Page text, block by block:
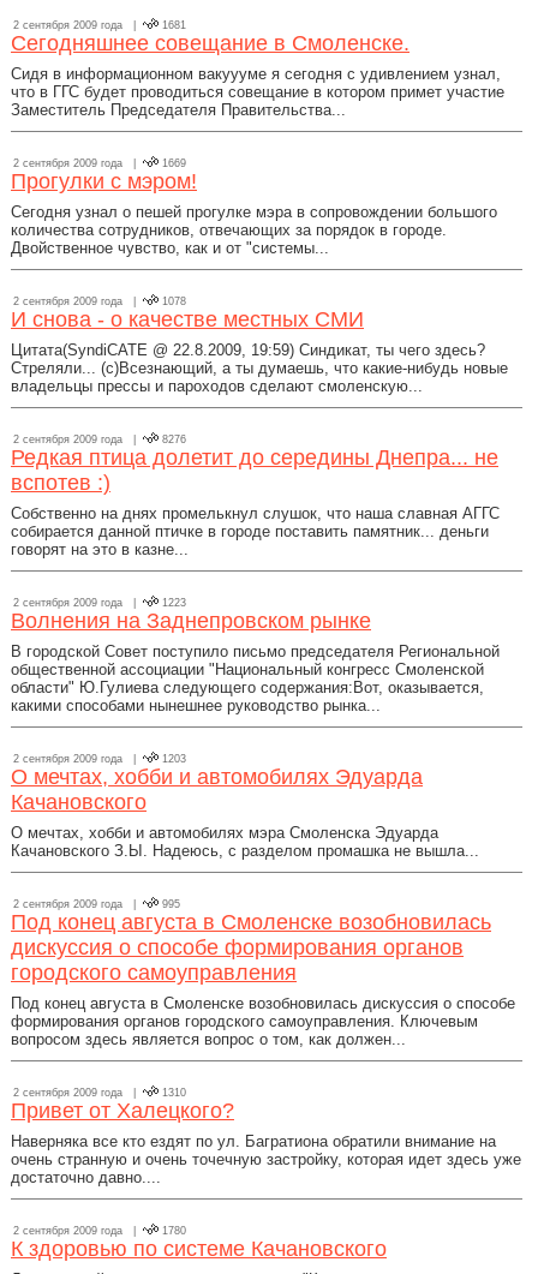
2 сентября 2009 года | 1681
Сегодняшнее совещание в Смоленске.
Сидя в информационном вакуууме я сегодня с удивлением узнал,
что в ГГС будет проводиться совещание в котором примет участие
Заместитель Председателя Правительства...
2 сентября 2009 года | 1669
Прогулки с мэром!
Сегодня узнал о пешей прогулке мэра в сопровождении большого
количества сотрудников, отвечающих за порядок в городе.
Двойственное чувство, как и от "системы...
2 сентября 2009 года | 1078
И снова - о качестве местных СМИ
Цитата(SyndiCATE @ 22.8.2009, 19:59) Синдикат, ты чего здесь?
Стреляли... (с)Всезнающий, а ты думаешь, что какие-нибудь новые
владельцы прессы и пароходов сделают смоленскую...
2 сентября 2009 года | 8276
Редкая птица долетит до середины Днепра... не
вспотев :)
Собственно на днях промелькнул слушок, что наша славная АГГС
собирается данной птичке в городе поставить памятник... деньги
говорят на это в казне...
2 сентября 2009 года | 1223
Волнения на Заднепровском рынке
В городской Совет поступило письмо председателя Региональной
общественной ассоциации "Национальный конгресс Смоленской
области" Ю.Гулиева следующего содержания:Вот, оказывается,
какими способами нынешнее руководство рынка...
2 сентября 2009 года | 1203
О мечтах, хобби и автомобилях Эдуарда
Качановского
О мечтах, хобби и автомобилях мэра Смоленска Эдуарда
Качановского З.Ы. Надеюсь, с разделом промашка не вышла...
2 сентября 2009 года | 995
Под конец августа в Смоленске возобновилась
дискуссия о способе формирования органов
городского самоуправления
Под конец августа в Смоленске возобновилась дискуссия о способе
формирования органов городского самоуправления. Ключевым
вопросом здесь является вопрос о том, как должен...
2 сентября 2009 года | 1310
Привет от Халецкого?
Наверняка все кто ездят по ул. Багратиона обратили внимание на
очень странную и очень точечную застройку, которая идет здесь уже
достаточно давно....
2 сентября 2009 года | 1780
К здоровью по системе Качановского